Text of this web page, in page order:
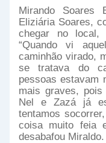
Mirando Soares
Eliziária Soares,
chegar no local,
“Quando vi
caminhão virado,
se tratava do
pessoas estavam
mais graves,
Nel e Zazá já
tentamos
coisa muito feia
desabafou Miraldo.